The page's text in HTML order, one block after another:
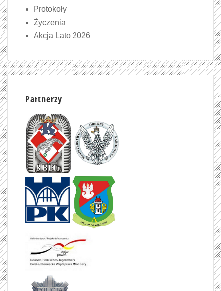
Protokoły
Życzenia
Akcja Lato 2026
Partnerzy